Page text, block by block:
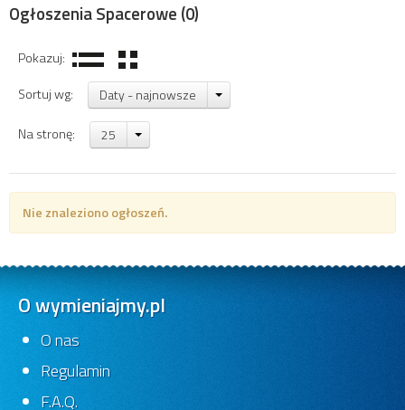
Ogłoszenia Spacerowe (0)
Pokazuj:
Sortuj wg:
Daty - najnowsze
Na stronę: 25
Nie znaleziono ogłoszeń.
O wymieniajmy.pl
O nas
Regulamin
F.A.Q.